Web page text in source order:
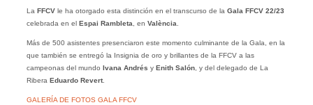
La FFCVle ha otorgado esta distinción en el transcurso de la Gala FFCV 22/23
celebrada en el Espai Rambleta , en València
Más de 500 asistentes presenciaron este momento culminante de la Gala, en la
que también se entregó la Insignia de oro y brillantes de la FFCV a las
campeonas del mundo Ivana Andrés y Enith Salón, y del delegado de La
Ribera Eduardo Revert.
GALERÍA DE FOTOS GALA FFCV